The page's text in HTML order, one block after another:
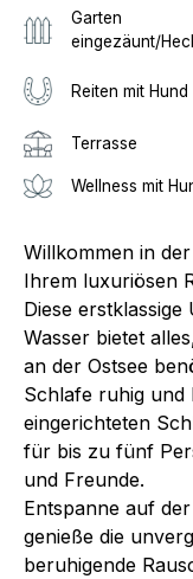
Garten
eingezäunt/
Reiten mit Hund
Terrasse
Wellness mit
Willkommen in
Ihrem luxuriösen
Diese
Wasser bietet
an der Ostsee
Schlafe ruhig und
eingerichteten
für bis zu fünf
und Freunde.
Entspanne auf
genieße die
beruhigende